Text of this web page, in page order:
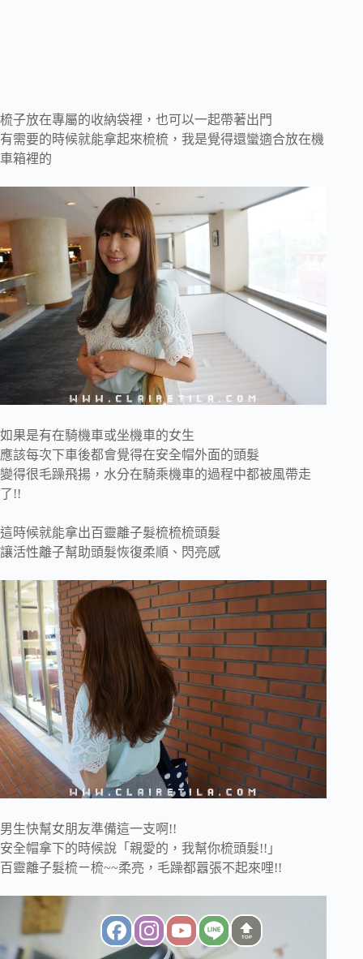
梳子放在專屬的收納袋裡，也可以一起帶著出門
有需要的時候就能拿起來梳梳，我是覺得還蠻適合放在機
車箱裡的
如果是有在騎機車或坐機車的女生
應該每次下車後都會覺得在安全帽外面的頭髮
變得很毛躁飛揚，水分在騎乘機車的過程中都被風帶走
了!!
這時候就能拿出百靈離子髮梳梳梳頭髮
讓活性離子幫助頭髮恢復柔順、閃亮感
男生快幫女朋友準備這一支啊!!
安全帽拿下的時候說「親愛的，我幫你梳頭髮!!」
百靈離子髮梳ㄧ梳~~柔亮，毛躁都囂張不起來哩!!
TOP